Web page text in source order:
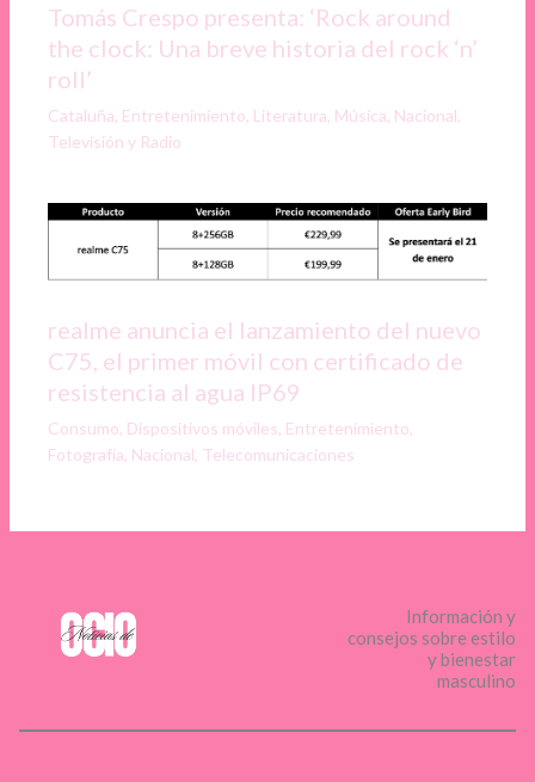
Tomás Crespo presenta: ‘Rock around
the clock: Una breve historia del rock ‘n’
roll’
Cataluña, Entretenimiento, Literatura, Música, Nacional,
Televisión y Radio
realme anuncia el lanzamiento del nuevo
C75, el primer móvil con certificado de
resistencia al agua IP69
Consumo, Dispositivos móviles, Entretenimiento,
Fotografía, Nacional, Telecomunicaciones
Información y
consejos sobre estilo
y bienestar
masculino